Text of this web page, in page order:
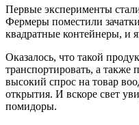
Первые эксперименты
Фермеры поместили
квадратные контейнеры, и
Оказалось, что такой
транспортировать, а также
высокий спрос на товар
открытия. И вскоре свет
помидоры.